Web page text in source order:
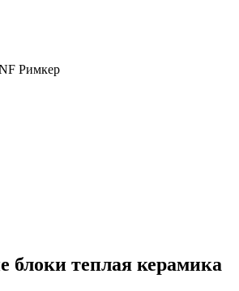
Римкер
блоки теплая керамика